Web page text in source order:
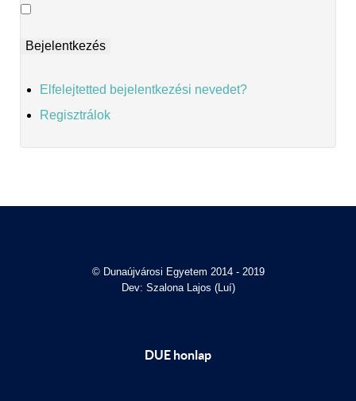
Elfelejtetted bejelentkezési nevedet?
Regisztrálok
© Dunaújvárosi Egyetem 2014 - 2019
Dev: Szalona Lajos (Luí)
DUE honlap